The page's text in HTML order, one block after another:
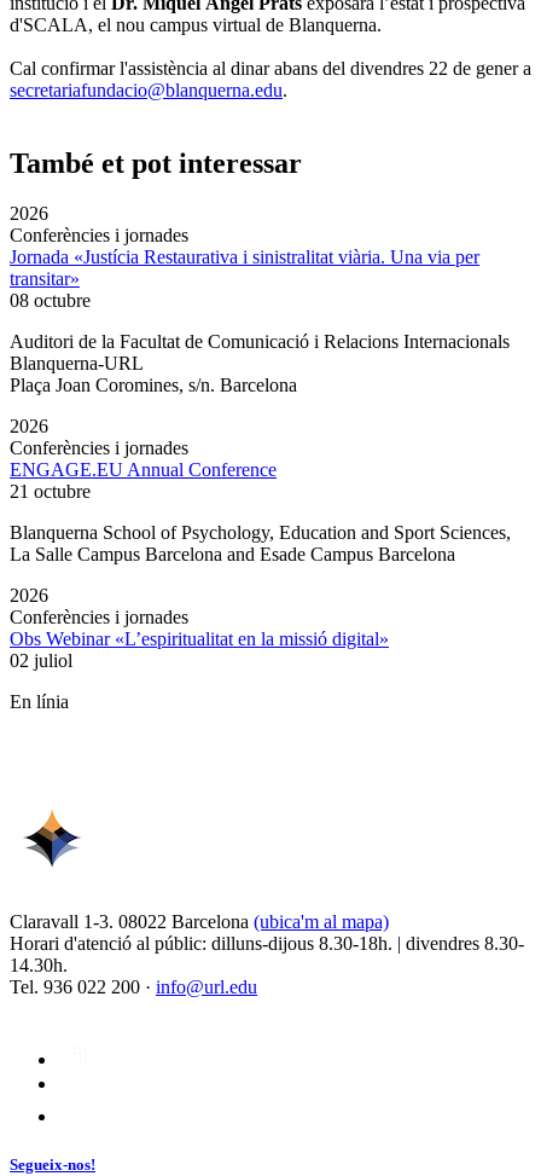
d'SCALA, el nou campus virtual de Blanquerna.
Cal confirmar l'assistència al dinar abans del divendres 22 de gener a
secretariafundacio@blanquerna.edu.
També et pot interessar
2026
Conferències i jornades
Jornada «Justícia Restaurativa i sinistralitat viària. Una via per
transitar»
08 octubre
Auditori de la Facultat de Comunicació i Relacions Internacionals
Blanquerna-URL
Plaça Joan Coromines, s/n. Barcelona
2026
Conferències i jornades
ENGAGE.EU Annual Conference
21 octubre
Blanquerna School of Psychology, Education and Sport Sciences,
La Salle Campus Barcelona and Esade Campus Barcelona
2026
Conferències i jornades
Obs Webinar «L’espiritualitat en la missió digital»
02 juliol
En línia
Claravall 1-3. 08022 Barcelona (ubica'm al mapa)
Horari d'atenció al públic: dilluns-dijous 8.30-18h. | divendres 8.30-
14.30h.
Tel. 936 022 200 · info@url.edu
Segueix-nos!